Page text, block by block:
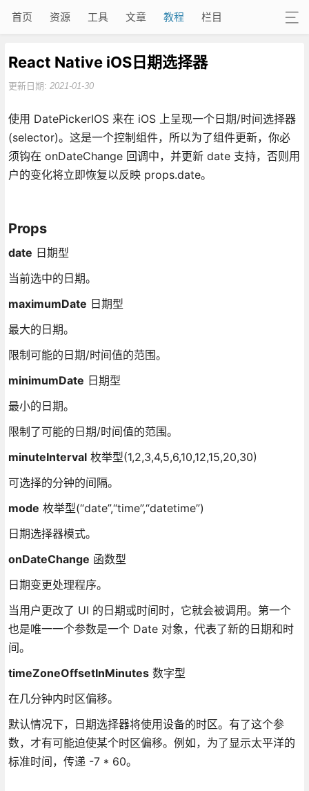
首页 资源 工具 文章 教程 栏目
React Native iOS日期选择器
更新日期: 2021-01-30
使用 DatePickerIOS 来在 iOS 上呈现一个日期/时间选择器
(selector)。这是一个控制组件，所以为了组件更新，你必
须钩在 onDateChange 回调中，并更新 date 支持，否则用
户的变化将立即恢复以反映 props.date。
Props
date 日期型
当前选中的日期。
maximumDate 日期型
最大的日期。
限制可能的日期/时间值的范围。
minimumDate 日期型
最小的日期。
限制了可能的日期/时间值的范围。
minuteInterval枚举型(1,2,3,4,5,6,10,12,15,20,30)
可选择的分钟的间隔。
mode 枚举型(“date”,“time”,“datetime”)
日期选择器模式。
onDateChange 函数型
日期变更处理程序。
当用户更改了 UI 的日期或时间时，它就会被调用。第一个
也是唯一一个参数是一个 Date 对象，代表了新的日期和时
间。
timeZoneOffsetInMinutes数字型
在几分钟内时区偏移。
默认情况下，日期选择器将使用设备的时区。有了这个参
数，才有可能迫使某个时区偏移。例如，为了显示太平洋的
标准时间，传递 -7 * 60。